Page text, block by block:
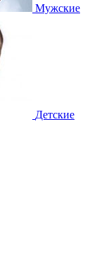
Мужские
Детские